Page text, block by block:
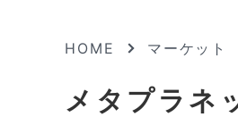
HOME マーケット
メタプラネ